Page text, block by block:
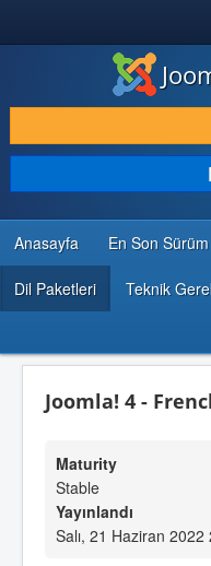
İNDIR & GENIŞLET
KEŞFET & ÖĞREN
TOPLULUK & DESTEK
GELIŞTIRICI KAYNAKLARI
Anasayfa En Son Sürüm
Dil Paketleri Teknik
Joomla! 4 -
Maturity
Stable
Yayınlandı
Salı, 21 Haziran 2022